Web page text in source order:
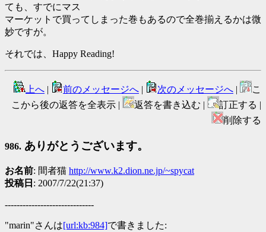
ても、すでにマス
マーケットで買ってしまった巻もあるので全巻揃えるかは微
妙ですが。
それでは、Happy Reading!
上へ | 前のメッセージへ | 次のメッセージへ |
こ
こから後の返答を全表示 |
返答を書き込む |
訂正する |
削除する
986. ありがとうございます。
お名前: 間者猫 http://www.k2.dion.ne.jp/~spycat
投稿日 : 2007/7/22(21:37)
------------------------------
"marin"さんは[url:kb:984]で書きました: